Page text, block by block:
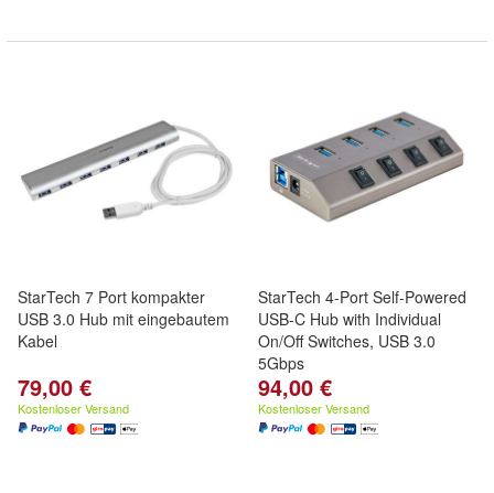
StarTech 7 Port kompakter
USB 3.0 Hub mit eingebautem
Kabel
79,00 €
Kostenloser Versand
StarTech 4-Port Self-Powered
USB-C Hub with Individual
On/Off Switches, USB 3.0
5Gbps
94,00 €
Kostenloser Versand